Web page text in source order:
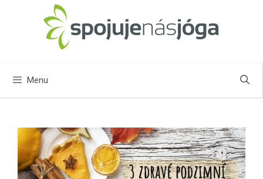
Menu